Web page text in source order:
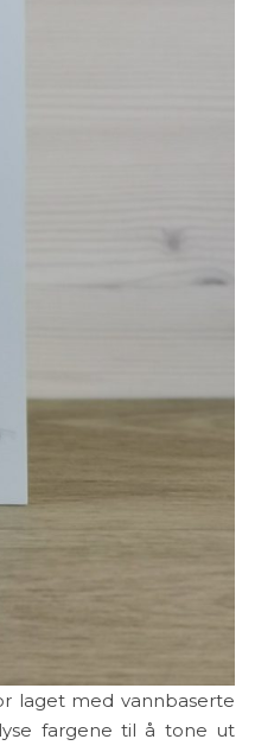
laget med vannbaserte
fargene til å tone ut